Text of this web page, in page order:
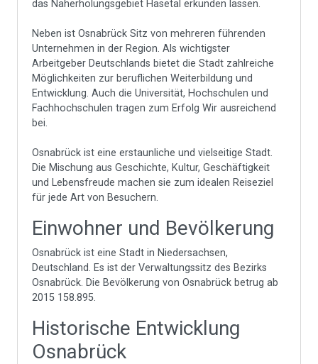
das Naherholungsgebiet Hasetal erkunden lassen.
Neben ist Osnabrück Sitz von mehreren führenden
Unternehmen in der Region. Als wichtigster
Arbeitgeber Deutschlands bietet die Stadt zahlreiche
Möglichkeiten zur beruflichen Weiterbildung und
Entwicklung. Auch die Universität, Hochschulen und
Fachhochschulen tragen zum Erfolg Wir ausreichend
bei.
Osnabrück ist eine erstaunliche und vielseitige Stadt.
Die Mischung aus Geschichte, Kultur, Geschäftigkeit
und Lebensfreude machen sie zum idealen Reiseziel
für jede Art von Besuchern.
Einwohner und Bevölkerung
Osnabrück ist eine Stadt in Niedersachsen,
Deutschland. Es ist der Verwaltungssitz des Bezirks
Osnabrück. Die Bevölkerung von Osnabrück betrug ab
2015 158.895.
Historische Entwicklung
Osnabrück